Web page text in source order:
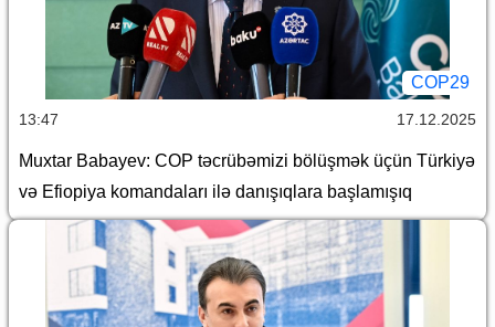
COP29
13:47 17.12.2025
Muxtar Babayev: COP təcrübəmizi bölüşmək üçün Türkiyə
və Efiopiya komandaları ilə danışıqlara başlamışıq